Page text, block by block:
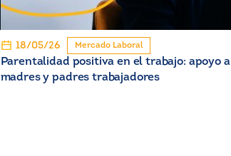
18/05/26 Mercado Laboral
Parentalidad positiva en el trabajo: apoyo a
madres y padres trabajadores